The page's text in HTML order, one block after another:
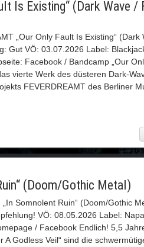
Is Existing“ (Dark Wave /
„Our Only Fault Is Existing“ (Dark
Gut VÖ: 03.07.2026 Label:
Facebook / Bandcamp „Our
vierte Werk des düsteren Dark-
FEVERDREAMT des Berliner
(Doom/Gothic Metal)
„In Somnolent Ruin“ (Doom/Gothic
VÖ: 08.05.2026 Label:
/ Facebook Endlich! 5,5
A Godless Veil“ sind die